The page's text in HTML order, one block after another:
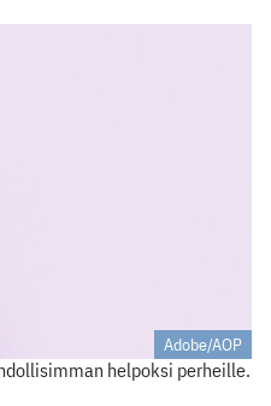
Adobe/AOP
helpoksi perheille.